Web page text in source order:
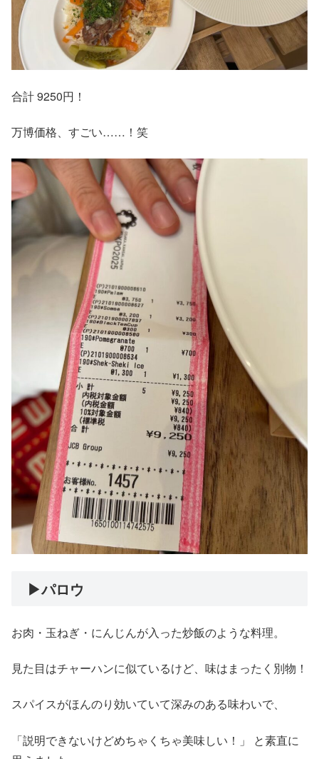
合計 9250円！
万博価格、すごい……！笑
︎ ▶︎パロウ
お肉・玉ねぎ・にんじんが入った炒飯のような料理。
見た目はチャーハンに似ているけど、味はまったく別物！
スパイスがほんのり効いていて深みのある味わいで、
「説明できないけどめちゃくちゃ美味しい！」 と素直に